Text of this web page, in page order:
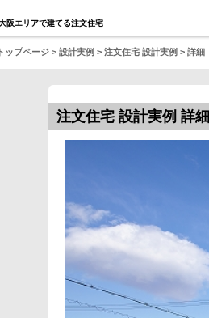
阪エリアで建てる注文住宅
トップページ > 設計実例 > 注文住宅 設計実例 > 詳細
注文住宅 設計実例 詳細